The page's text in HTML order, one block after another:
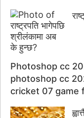
Photoshop cc
photoshop cc
cricket 07 game